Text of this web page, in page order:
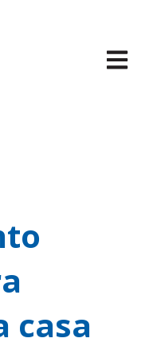
Abrir
casa